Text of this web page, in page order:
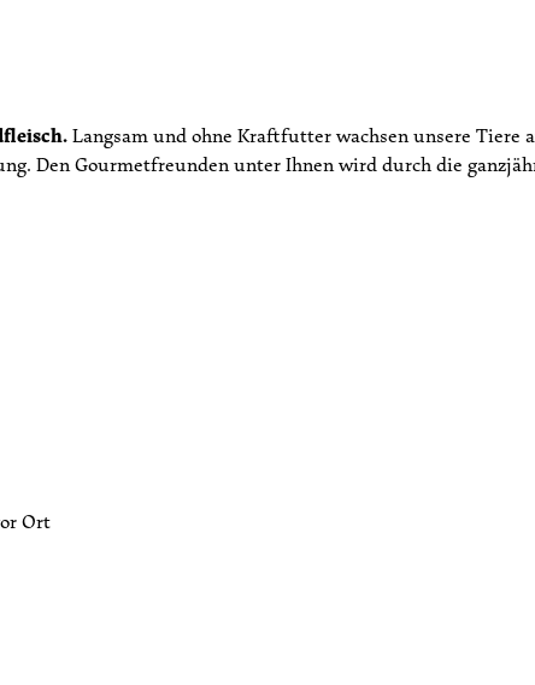
Langsam und ohne Kraftfutter wachsen unsere Tiere
Den Gourmetfreunden unter Ihnen wird durch die
Ort